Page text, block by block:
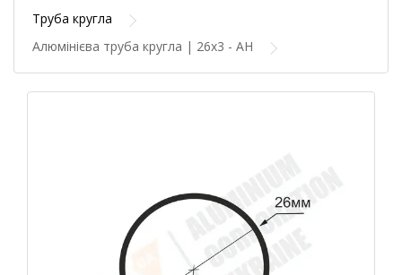
Труба кругла
Алюмінієва труба кругла | 26х3 - АН